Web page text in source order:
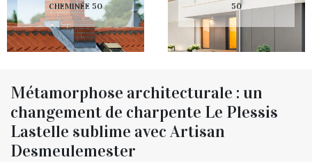
CHEMINÉE 50
50
Métamorphose architecturale : un
changement de charpente Le Plessis
Lastelle sublime avec Artisan
Desmeulemester